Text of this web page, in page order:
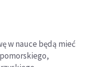
w nauce będą mieć